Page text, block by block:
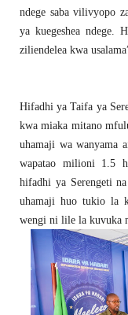
ndege saba vilivyopo
ya kuegeshea ndege.
ziliendelea kwa
Hifadhi ya Taifa ya
kwa miaka mitano
uhamaji wa wanyama
wapatao milioni 1.5
hifadhi ya Serengeti
uhamaji huo tukio la
wengi ni lile la kuvuka